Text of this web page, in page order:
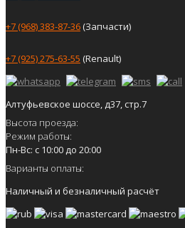
+7 (968) 383-87-36(Запчасти)
+7 (925) 275-63-55 (Renault)
Алтуфьевское шоссе, д37, стр.7
Высота проезда:
Режим работы:
Пн-Вс: с 10:00 до 20:00
Варианты оплаты:
Наличный и безналичный расчёт